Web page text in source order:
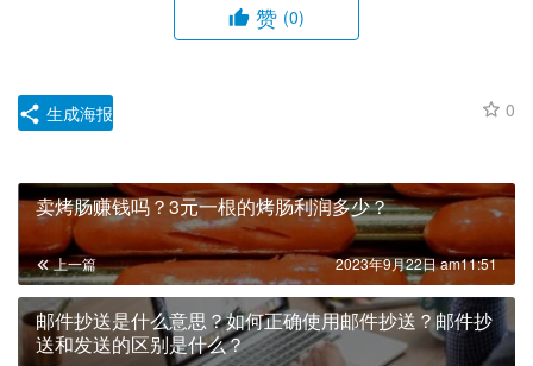
赞 (0)
0
生成海报
卖烤肠赚钱吗？3元一根的烤肠利润多少？
上一篇 2023年9月22日 am11:51
邮件抄送是什么意思？如何正确使用邮件抄送？邮件抄
送和发送的区别是什么？